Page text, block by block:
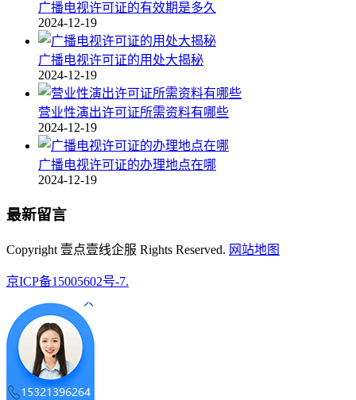
广播电视许可证的有效期是多久
2024-12-19
广播电视许可证的用处大揭秘
2024-12-19
营业性演出许可证所需资料有哪些
2024-12-19
广播电视许可证的办理地点在哪
2024-12-19
最新留言
Copyright 壹点壹线企服 Rights Reserved. 网站地图
京ICP备15005602号-7.